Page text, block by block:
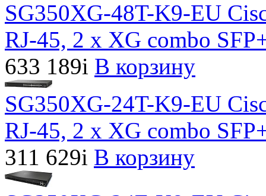
SG350XG-48T-K9-EU
RJ-45, 2 x XG combo
633 189i В корзину
SG350XG-24T-K9-EU
RJ-45, 2 x XG combo
311 629i В корзину